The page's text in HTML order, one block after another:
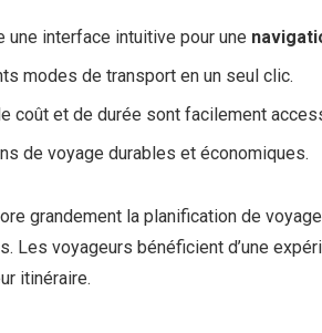
une interface intuitive pour une
modes de transport en un seul clic.
coût et de durée sont facilement
de voyage durables et économiques.
grandement la planification de
Les voyageurs bénéficient d’une
itinéraire.